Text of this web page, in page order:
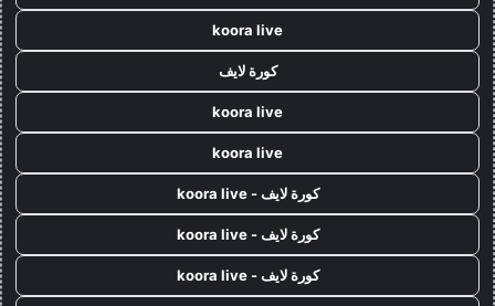
koora live
كورة لايف
koora live
koora live
كورة لايف - koora live
كورة لايف - koora live
كورة لايف - koora live